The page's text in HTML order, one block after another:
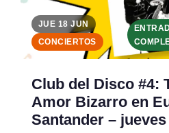
JUE 18 JUN
CONCIERTOS
Club del Disco #4:
Amor Bizarro en
Santander –